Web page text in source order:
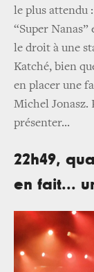
le plus attendu
“Super Nanas”
le droit à une
Katché, bien
en placer une
Michel Jonasz.
présenter...
22h49,
en fait...